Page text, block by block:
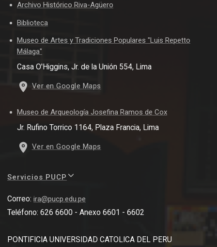
Archivo Histórico Riva-Agüero
Biblioteca
Museo de Artes y Tradiciones Populares "Luis Repetto
Málaga"
Casa O'Higgins, Jr. de la Unión 554, Lima
Ver en Google Maps
Museo de Arqueología Josefina Ramos de Cox
Jr. Rufino Torrico 1164, Plaza Francia, Lima
Ver en Google Maps
Servicios PUCP
Correo: ira@pucp.edu.pe
Teléfono: 626 6600 - Anexo 6601 - 6602
PONTIFICIA UNIVERSIDAD CATOLICA DEL PERU